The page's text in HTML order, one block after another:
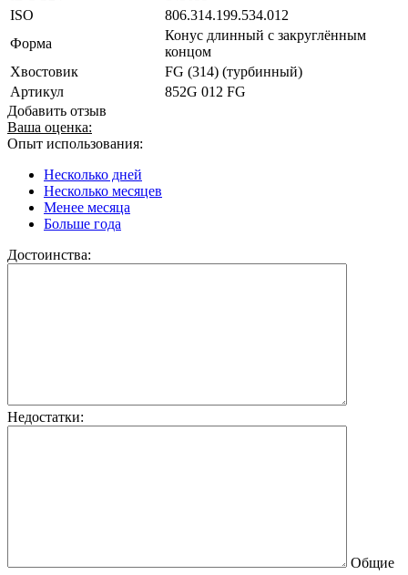
ISO
806.314.199.534.012
Форма
Конус длинный с закруглённым
концом
Хвостовик
FG (314) (турбинный)
Артикул
852G 012 FG
Добавить отзыв
Ваша оценка:
Опыт использования:
Несколько дней
Несколько месяцев
Менее месяца
Больше года
Достоинства:
Недостатки:
Общие